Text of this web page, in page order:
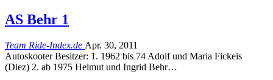
AS Behr 1
Team Ride-Index.de Apr. 30, 2011
Autoskooter Besitzer: 1. 1962 bis 74 Adolf und Maria Fickeis
(Diez) 2. ab 1975 Helmut und Ingrid Behr…